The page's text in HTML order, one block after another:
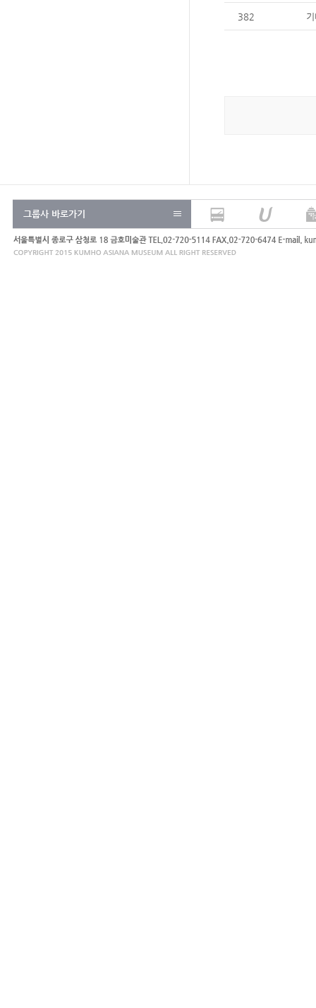
382
그룹사 바로가기